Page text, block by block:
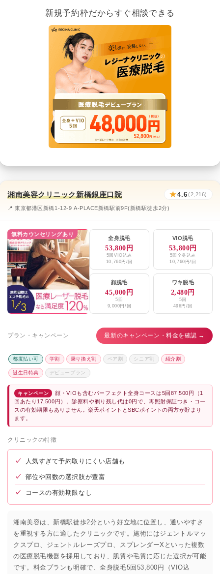
新規予約枠だからすぐ相談できる
湘南美容クリニック新橋銀座口院 ★4.6(2,216)
📍 東京都港区新橋1-12-9 A-PLACE新橋駅前9F(新橋駅徒歩2分)
無料カウンセリングあり
全身脱毛
53,800円
5回VIO込み
10,760円/回
VIO脱毛
53,800円
5回全身込み
10,760円/回
顔脱毛
45,000円
5回
9,000円/回
ワキ脱毛
2,480円
5回
496円/回
プラン・キャンペーン 最新のキャンペーン・料金を確認 →
都度払い可 学割 乗り換え割 ペア割 シニア割 紹介割
誕生日特典 デビュープラン
キャンペーン
顔・VIOも含むパーフェクト全身コースは5回87,500円（1
回あたり17,500円）。診察料や剃り残し代は0円で、再照射保証つき・コー
スの有効期限もありません。楽天ポイントとSBCポイントの両方が貯まり
ます。
クリニックの特徴
✓ 人気すぎて予約取りにくい店舗も
✓ 部位や回数の選択肢が豊富
✓ コースの有効期限なし
湘南美容は、新橋駅徒歩2分という好立地に位置し、通いやすさ
を重視する方に適したクリニックです。施術にはジェントルマッ
クスプロ、ジェントルレーズプロ、スプレンダーXといった複数
の医療脱毛機器を採用しており、肌質や毛質に応じた選択が可能
です。料金プランも明確で、全身脱毛5回53,800円（VIO込